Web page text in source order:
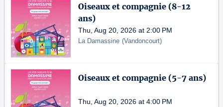
Oiseaux et compagnie (8-12
ans)
Thu, Aug 20, 2026 at 2:00 PM
La Damassine (Vandoncourt)
Oiseaux et compagnie (5-7 ans)
Thu, Aug 20, 2026 at 4:00 PM